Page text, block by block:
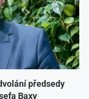
předsedy
Baxy